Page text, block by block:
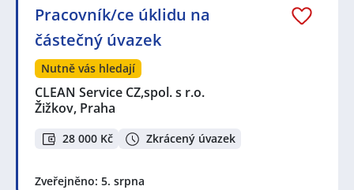
Pracovník/ce úklidu na
částečný úvazek
Nutně vás hledají
CLEAN Service CZ,spol. s r.o.
Žižkov, Praha
28 000 Kč Zkrácený úvazek
Zveřejněno: 5. srpna